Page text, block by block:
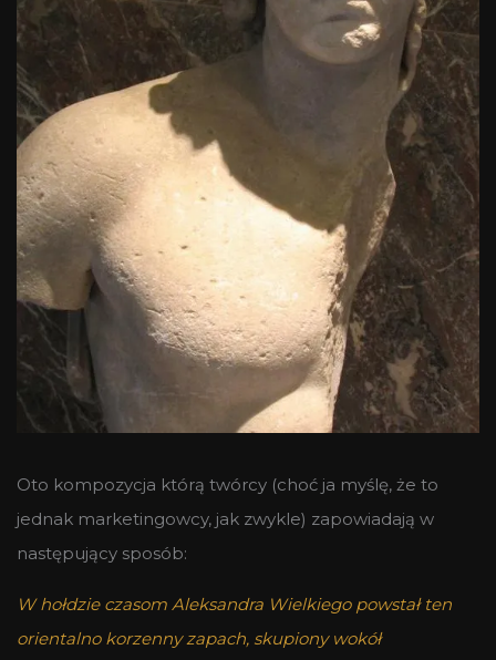
Oto kompozycja którą twórcy (choć ja myślę, że to
jednak marketingowcy, jak zwykle) zapowiadają w
następujący sposób:
W hołdzie czasom Aleksandra Wielkiego powstał ten
orientalno korzenny zapach, skupiony wokół